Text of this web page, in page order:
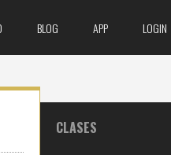
BLOG APP LOGIN
CLASES